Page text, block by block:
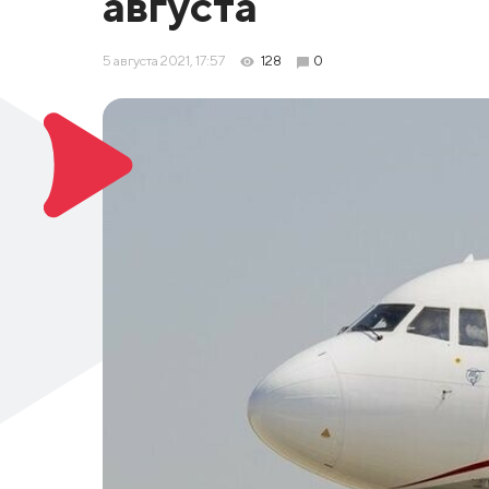
5 августа 2021, 17:57 128 0